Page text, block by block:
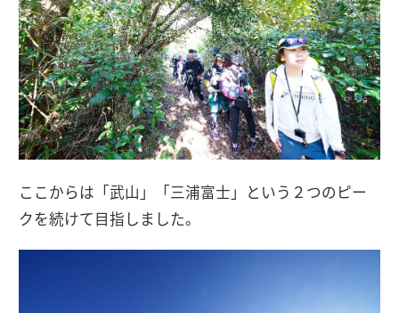
ここからは「武山」「三浦富士」という２つのピー
クを続けて目指しました。